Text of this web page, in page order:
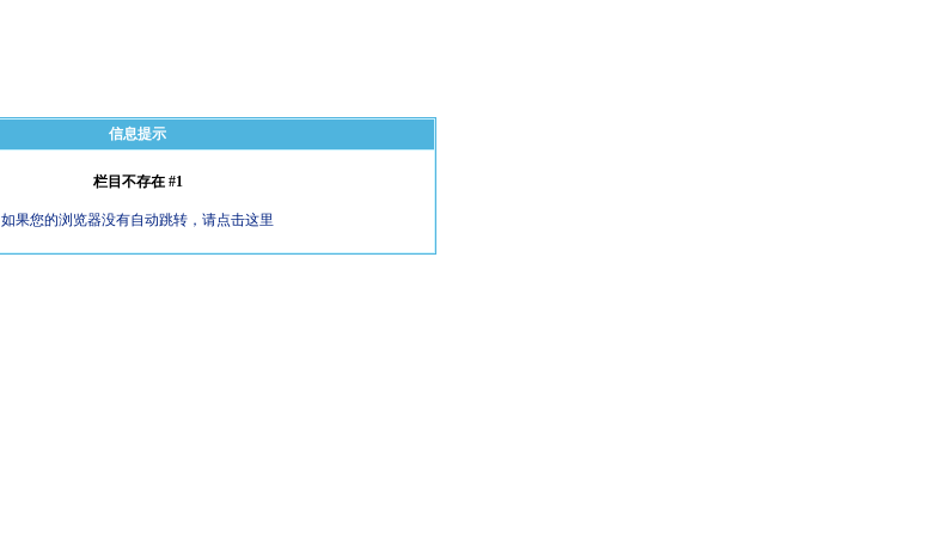
信息提示
栏目不存在 #1
如果您的浏览器没有自动跳转，请点击这里